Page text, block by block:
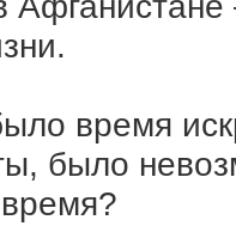
время
было